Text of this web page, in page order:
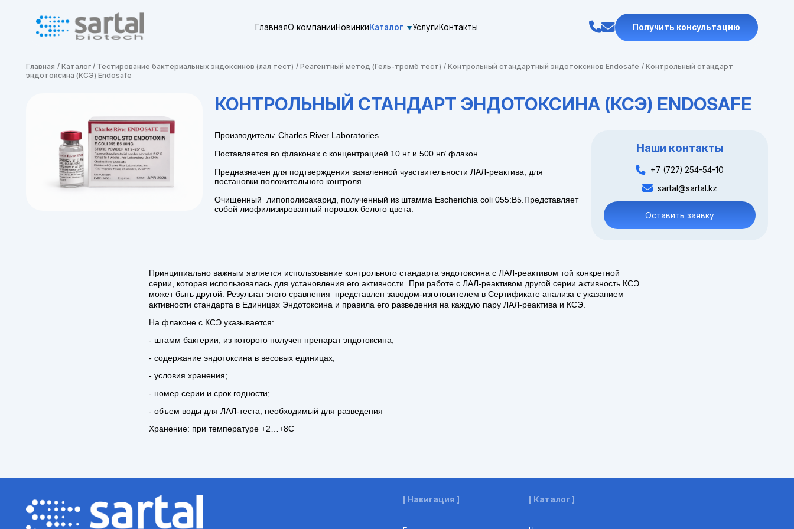
ГлавнаяО компанииНовинкиКаталог
Новинки
Дозирующие устройства и наконечники
Sartorius
Микробиологический контроль
Системы очистки воды Arium Sartorius
Фильтрационные технологии
Оборудование для лабораторных
УслугиКонтакты Получить консультацию
Главная Каталог Тестирование бактериальных эндоксинов (лал тест) Реагентный метод (Гель-тромб тест) Контрольный стандартный эндотоксинов Endosafe
Контрольный стандарт
эндотоксина (КСЭ) Endosafe
КОНТРОЛЬНЫЙ СТАНДАРТ ЭНДОТОКСИНА (КСЭ) ENDOSAFE
Производитель: Charles River Laboratories
Поставляется во флаконах с концентрацией 10 нг и 500 нг/ флакон.
Предназначен для подтверждения заявленной чувствительности ЛАЛ-реактива, для
постановки положительного контроля.
Очищенный липополисахарид, полученный из штамма Escherichia coli 055:В5.Представляет
собой лиофилизированный порошок белого цвета.
Наши контакты
+7 (727) 254-54-10
sartal@sartal.kz
Оставить заявку
Принципиально важным является использование контрольного стандарта эндотоксина с ЛАЛ-реактивом той конкретной
серии, которая использовалась для установления его активности. При работе с ЛАЛ-реактивом другой серии активность КСЭ
может быть другой. Результат этого сравнения представлен заводом-изготовителем в Сертификате анализа с указанием
активности стандарта в Единицах Эндотоксина и правила его разведения на каждую пару ЛАЛ-реактива и КСЭ.
На флаконе с КСЭ указывается:
- штамм бактерии, из которого получен препарат эндотоксина;
- содержание эндотоксина в весовых единицах;
- условия хранения;
- номер серии и срок годности;
- объем воды для ЛАЛ-теста, необходимый для разведения
Хранение: при температуре +2…+8С
[ Навигация ] [ Каталог ]